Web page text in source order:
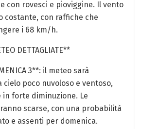
con rovesci e pioviggine. Il vento
costante,⁢ con raffiche che
i 68 km/h.
DETTAGLIATE**
3**: il meteo sarà
poco ⁣nuvoloso e ⁣ventoso,
forte diminuzione. Le
scarse, con una probabilità
e assenti per domenica.